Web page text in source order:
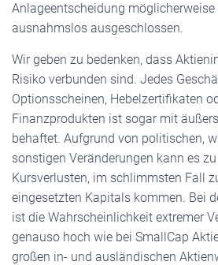
Anlageentscheidung möglicherweise
ausnahmslos ausgeschlossen.
Wir geben zu bedenken, dass
Risiko verbunden sind. Jedes
Optionsscheinen, Hebelzertifikaten
Finanzprodukten ist sogar mit
behaftet. Aufgrund von politischen,
sonstigen Veränderungen kann es
Kursverlusten, im schlimmsten Fall
eingesetzten Kapitals kommen. Bei
ist die Wahrscheinlichkeit extremer
genauso hoch wie bei SmallCap
großen in- und ausländischen